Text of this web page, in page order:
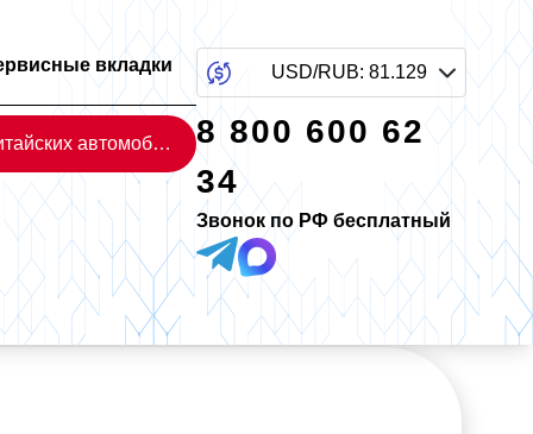
вкладки
Каталог китайских автомобилей
USD/RUB: 81.129
8 800 600 62
34
Звонок по РФ бесплатный